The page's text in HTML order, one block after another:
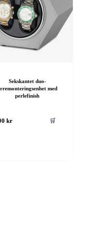
Sekskantet duo-
med
perlefinish
kr 🛒